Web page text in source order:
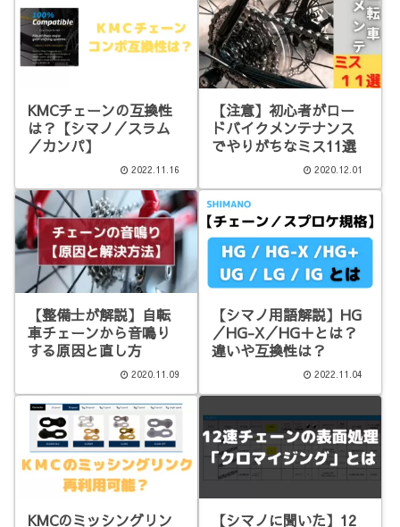
KMCチェーンの互換性
は？【シマノ／スラム
／カンパ】
2022.11.16
【注意】初心者がロー
ドバイクメンテナンス
でやりがちなミス11選
2020.12.01
【整備士が解説】自転
車チェーンから音鳴り
する原因と直し方
2020.11.09
【シマノ用語解説】HG
／HG-X／HG＋とは？
違いや互換性は？
2022.11.04
KMCのミッシングリン
【シマノに聞いた】12